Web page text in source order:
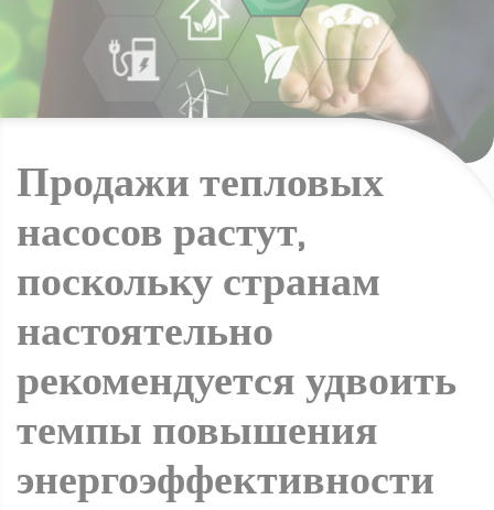
Продажи тепловых
насосов растут,
поскольку странам
настоятельно
рекомендуется удвоить
темпы повышения
энергоэффективности